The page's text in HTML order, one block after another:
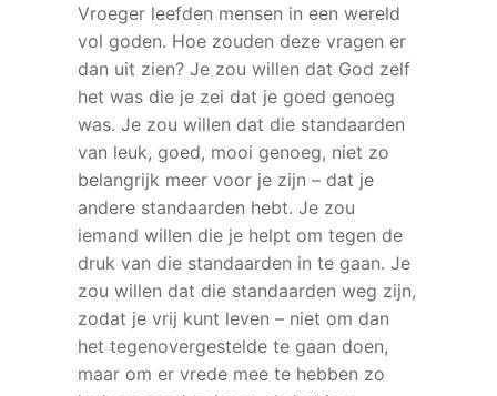
Vroeger leefden mensen in een wereld
vol goden. Hoe zouden deze vragen er
dan uit zien? Je zou willen dat God zelf
het was die je zei dat je goed genoeg
was. Je zou willen dat die standaarden
van leuk, goed, mooi genoeg, niet zo
belangrijk meer voor je zijn – dat je
andere standaarden hebt. Je zou
iemand willen die je helpt om tegen de
druk van die standaarden in te gaan. Je
zou willen dat die standaarden weg zijn,
zodat je vrij kunt leven – niet om dan
het tegenovergestelde te gaan doen,
maar om er vrede mee te hebben zo